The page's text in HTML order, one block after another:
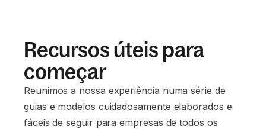
Recursos úteis para
começar
Reunimos a nossa experiência numa série de
guias e modelos cuidadosamente elaborados e
fáceis de seguir para empresas de todos os